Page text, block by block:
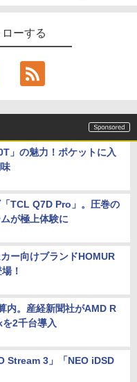
ノートパソコン Windo
スペック Core i5 第7世
ブ搭載 CD DVD 再生可
中古ノートパソコン 中古
あり! 【Win11正式対
256GB 高性能 第8世代 C
中古ノートパソコン Win
長オススメ おまかせ 15.6
ソコン Windows11 Offic
i7-14700F｜ SSD 256G
リ 8～64GB DDR4/5｜ デ
Geforce GT1030搭載！
型液晶 ゲーミングキー
[8世代 Corei5 8GB SSD2
インチ 液晶モニター ア
DT-JF *
改良版・高級金属製】【タ
イルモニター 15.6インチ
イヤレス接続 電池内蔵
バイルモニター スタンド
ター 1080PフルHD 高画
ーする
」の魅力！ポケットに入
TCL Q7D Pro」。圧巻の
が極上体験に
ー向けブランドHOMUR
！
内。産経新聞社がAMD R
2千台導入
Stream 3」「NEO iDSD